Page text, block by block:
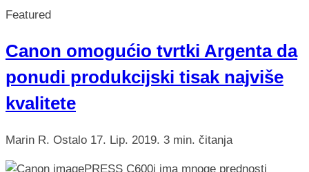
Featured
Canon omogućio tvrtki Argenta da
ponudi produkcijski tisak najviše
kvalitete
Marin R. Ostalo 17. Lip. 2019. 3 min. čitanja